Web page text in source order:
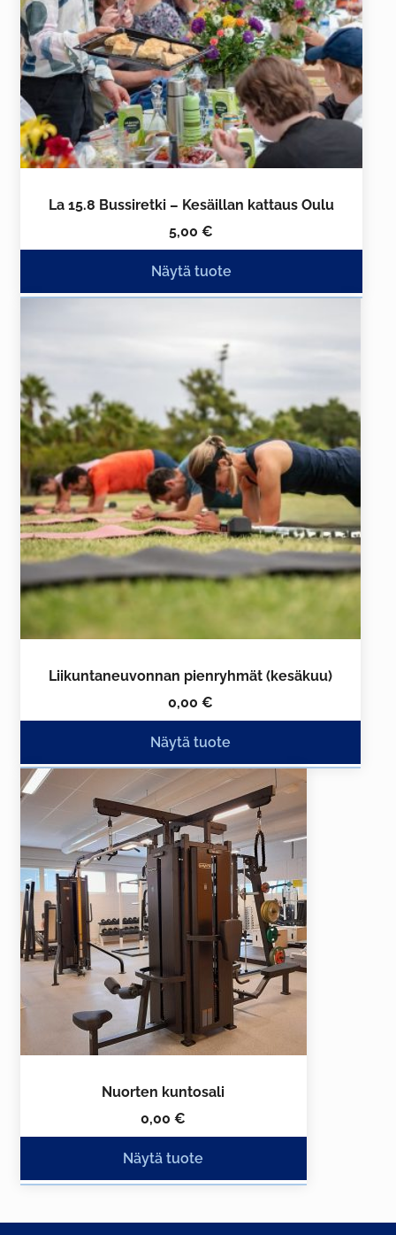
La 15.8 Bussiretki – Kesäillan kattaus Oulu
5,00€
Näytä tuote
Liikuntaneuvonnan pienryhmät (kesäkuu)
0,00 €
Näytä tuote
useampi
muunnelma.
Voit
tehdä
valinnat
tuotteen
sivulla.
Nuorten kuntosali
0,00€
Näytä tuote